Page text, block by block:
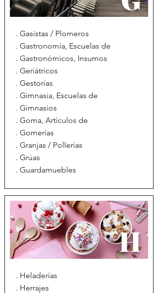
. Gasistas / Plomeros
. Gastronomía, Escuelas de
. Gastronómicos, Insumos
. Geriátricos
. Gestorías
. Gimnasia, Escuelas de
. Gimnasios
. Goma, Artículos de
. Gomerías
. Granjas / Pollerías
. Grúas
. Guardamuebles
H
. Heladerías
. Herrajes